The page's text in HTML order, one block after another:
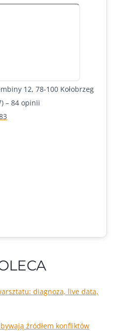
12, 78-100 Kołobrzeg
84 opinii
diagnoza, live data,
źródłem konfliktów